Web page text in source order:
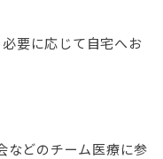
要に応じて自宅へお
などのチーム医療に参